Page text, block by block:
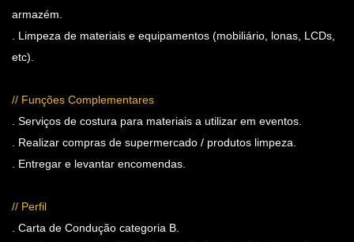
armazém.
. Limpeza de materiais e equipamentos (mobiliário, lonas, LCDs,
etc).
// Funções Complementares
. Serviços de costura para materiais a utilizar em eventos.
. Realizar compras de supermercado / produtos limpeza.
. Entregar e levantar encomendas.
// Perfil
. Carta de Condução categoria B.